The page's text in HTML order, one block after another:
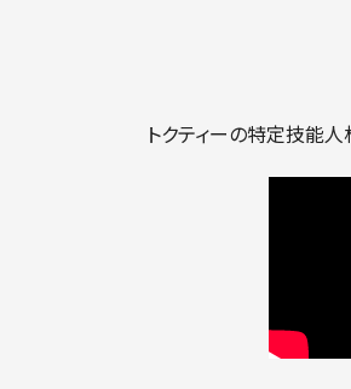
トクティーの特定技能